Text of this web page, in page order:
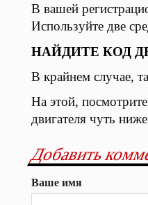
В вашей
Используйте две
НАЙДИТЕ КОД
В крайнем случае,
На этой,
двигателя чуть
Добавить
Ваше имя